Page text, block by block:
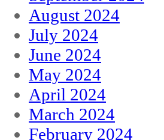
August 2024
July 2024
June 2024
May 2024
April 2024
March 2024
February 2024